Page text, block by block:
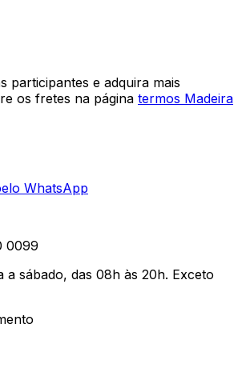
participantes e adquira mais
os fretes na página termos Madeira
WhatsApp
0099
a sábado, das 08h às 20h. Exceto